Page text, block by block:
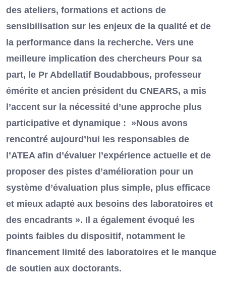
des ateliers, formations et actions de
sensibilisation sur les enjeux de la qualité et de
la performance dans la recherche. Vers une
meilleure implication des chercheurs Pour sa
part, le Pr Abdellatif Boudabbous, professeur
émérite et ancien président du CNEARS, a mis
l’accent sur la nécessité d’une approche plus
participative et dynamique : »Nous avons
rencontré aujourd’hui les responsables de
l’ATEA afin d’évaluer l’expérience actuelle et de
proposer des pistes d’amélioration pour un
système d’évaluation plus simple, plus efficace
et mieux adapté aux besoins des laboratoires et
des encadrants ». Il a également évoqué les
points faibles du dispositif, notamment le
financement limité des laboratoires et le manque
de soutien aux doctorants.